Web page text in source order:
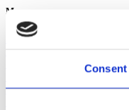
Consent
Menu
Page d'accueil
Système d'assemblage
Mentions légales